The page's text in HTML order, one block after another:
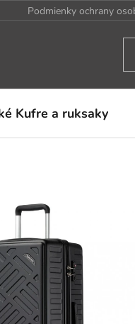
Podmienky ochrany
Kufre a ruksaky